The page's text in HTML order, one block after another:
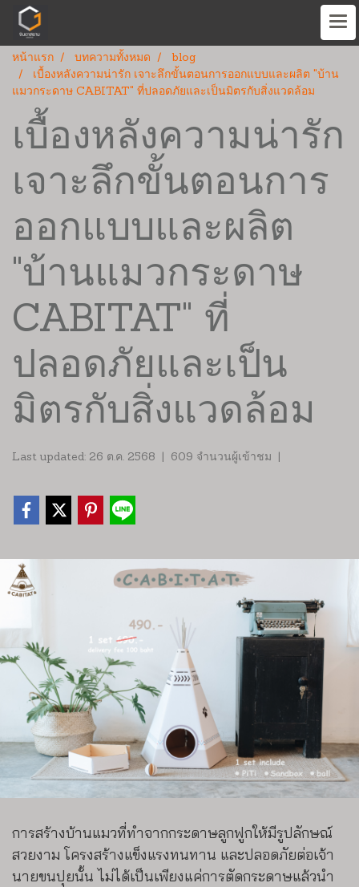
หน้าแรก บทความทั้งหมด
blog
เบื้องหลังความน่ารัก เจาะลึกขั้นตอนการออกแบบและผลิต "บ้าน
แมวกระดาษ CABITAT" ที่ปลอดภัยและเป็นมิตรกับสิ่งแวดล้อม
เบื้องหลังความน่ารัก
เจาะลึกขั้นตอนการ
ออกแบบและผลิต
"บ้านแมวกระดาษ
CABITAT" ที่
ปลอดภัยและเป็น
มิตรกับสิ่งแวดล้อม
Last updated: 26 ต.ค. 2568 609 จำนวนผู้เข้าชม
การสร้างบ้านแมวที่ทำจากกระดาษลูกฟูกให้มีรูปลักษณ์
สวยงาม โครงสร้างแข็งแรงทนทาน และปลอดภัยต่อเจ้า
นายขนปุยนั้น ไม่ได้เป็นเพียงแค่การตัดกระดาษแล้วนำ